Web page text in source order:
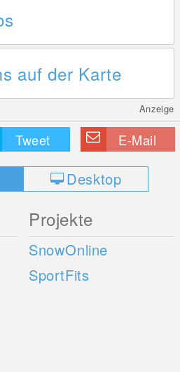
auf der Karte
Anzeige
Tweet E-Mail
Desktop
Projekte
SnowOnline
SportFits